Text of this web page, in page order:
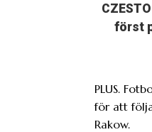
först
PLUS.
för att
Rakow.